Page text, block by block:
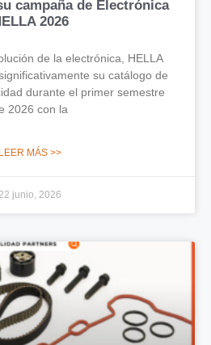
campaña de Electrónica
2026
de la electrónica, HELLA
su catálogo de
durante el primer semestre
2026 con la
LEER MÁS >>
junio, 2026